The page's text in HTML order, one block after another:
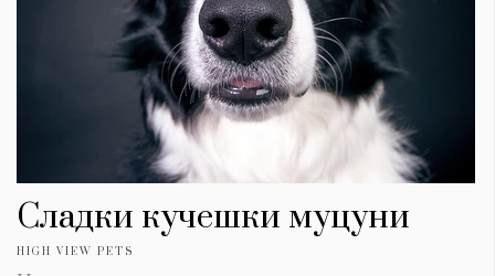
Сладки кучешки муцуни
HIGH VIEW PETS